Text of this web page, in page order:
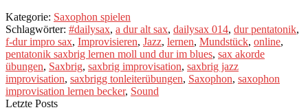
Kategorie: Saxophon spielen
Schlagwörter: #dailysax, a dur alt sax, dailysax 014, dur pentatonik,
f-dur impro sax, Improvisieren, Jazz, lernen, Mundstück, online,
pentatonik saxbrig lernen moll und dur im blues, sax akorde
übungen, Saxbrig, saxbrig improvisation, saxbrig jazz
improvisation, saxbrigg tonleiterübungen, Saxophon, saxophon
improvisation lernen becker, Sound
Letzte Posts